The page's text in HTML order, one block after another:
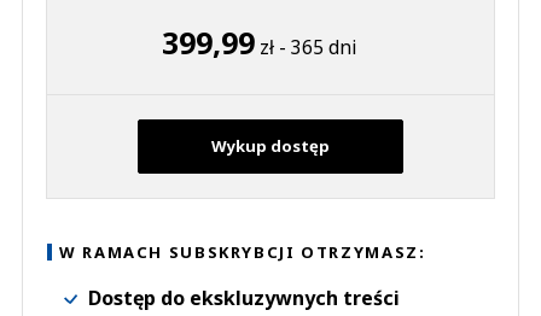
399,99zł - 365 dni
Wykup dostęp
W RAMACH SUBSKRYBCJI OTRZYMASZ:
Dostęp do ekskluzywnych treści